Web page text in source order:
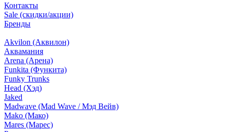
Контакты
Sale (скидки/акции)
Бренды
Akvilon (Аквилон)
Аквамания
Arena (Арена)
Funkita (Функита)
Funky Trunks
Head (Хэд)
Jaked
Madwave (Mad Wave / Мэд Вейв)
Mako (Мако)
Mares (Марес)